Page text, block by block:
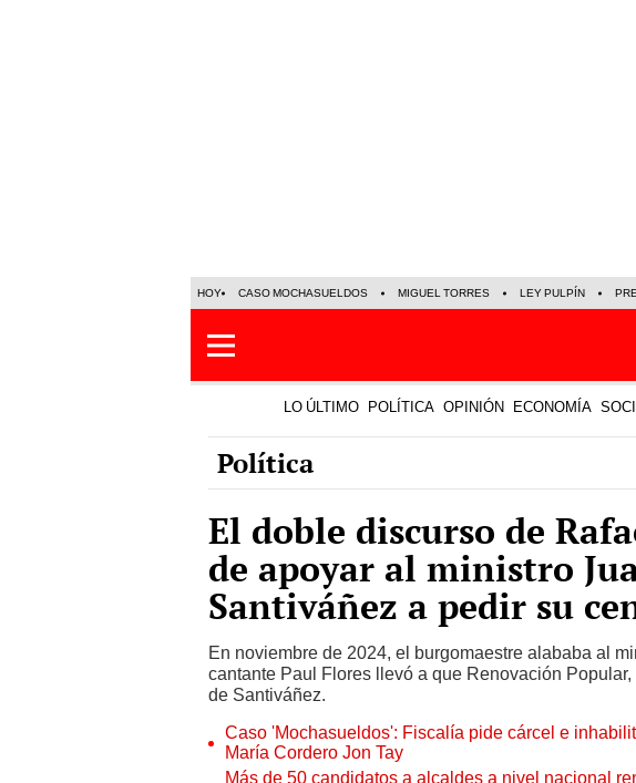
HOY CASO MOCHASUELDOS MIGUEL TORRES LEY PULPÍN
LO ÚLTIMO POLÍTICA OPINIÓN ECONOMÍA
Política
El doble discurso de
de apoyar al ministro
Santiváñez a pedir su
En noviembre de 2024, el burgomaestre alababa al
cantante Paul Flores llevó a que Renovación
de Santiváñez.
Caso 'Mochasueldos': Fiscalía pide cárcel e
María Cordero Jon Tay
Más de 50 candidatos a alcaldes a nivel nacional